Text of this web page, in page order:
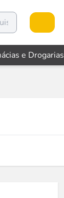
e Drogarias